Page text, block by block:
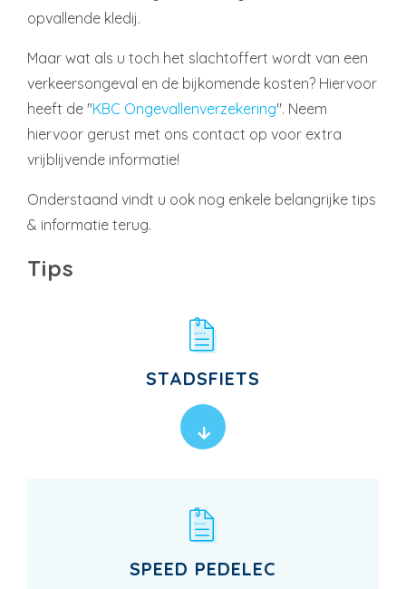
opvallende kledij.
Maar wat als u toch het slachtoffert wordt van een
verkeersongeval en de bijkomende kosten? Hiervoor
heeft de "KBC Ongevallenverzekering". Neem
hiervoor gerust met ons contact op voor extra
vrijblijvende informatie!
Onderstaand vindt u ook nog enkele belangrijke tips
& informatie terug.
Tips
STADSFIETS
SPEED PEDELEC